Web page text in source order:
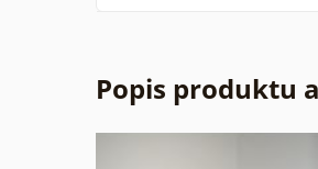
Popis produktu